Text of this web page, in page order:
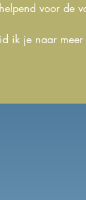
voor de
ik je naar